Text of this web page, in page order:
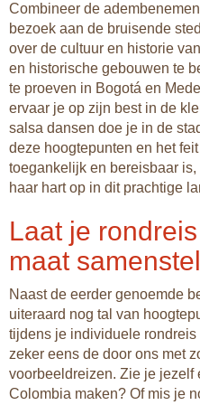
Combineer de
bezoek aan de bruisende
over de cultuur en historie
en historische gebouwen te
te proeven in Bogotá en
ervaar je op zijn best in de
salsa dansen doe je in de
deze hoogtepunten en het
toegankelijk en bereisbaar
haar hart op in dit prachtige
Laat je
maat
Naast de eerder genoemde
uiteraard nog tal van
tijdens je individuele
zeker eens de door ons met
voorbeeldreizen. Zie je jezelf
Colombia maken? Of mis je